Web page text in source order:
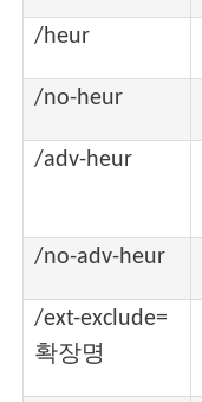
/heur
/no-heur
/adv-heur
/no-adv-heur
/ext-exclude=
확장명